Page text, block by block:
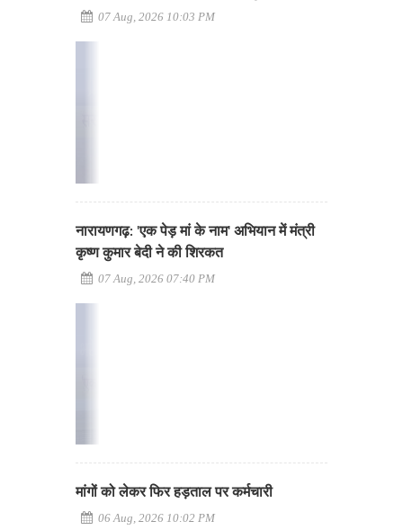
07 Aug, 2026 10:03 PM
नारायणगढ़: 'एक पेड़ मां के नाम' अभियान में मंत्री
कृष्ण कुमार बेदी ने की शिरकत
07 Aug, 2026 07:40 PM
मांगों को लेकर फिर हड़ताल पर कर्मचारी
06 Aug, 2026 10:02 PM